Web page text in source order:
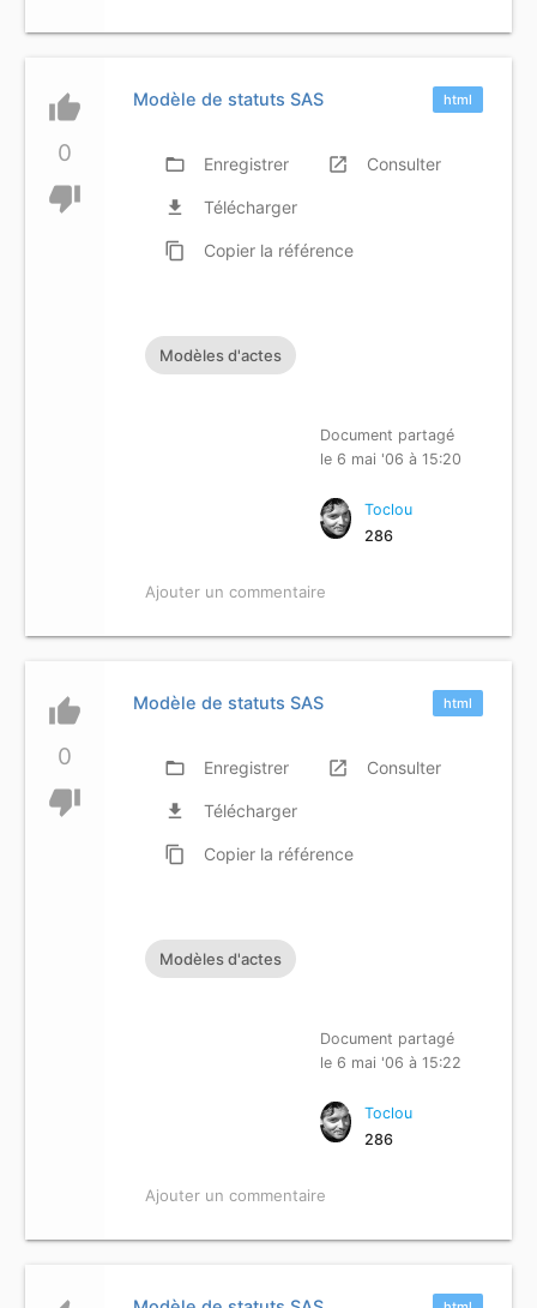
thumb_up
0
thumb_down
html
Modèle de statuts SAS
folder_open Enregistrer launch Consulter
file_download Télécharger
content_copy Copier la référence
Modèles d'actes
Document partagé
le 6 mai '06 à 15:20
Toclou
286
Ajouter un commentaire
thumb_up
0
thumb_down
html
Modèle de statuts SAS
folder_open Enregistrer launch Consulter
file_download Télécharger
content_copy Copier la référence
Modèles d'actes
Document partagé
le 6 mai '06 à 15:22
Toclou
286
Ajouter un commentaire